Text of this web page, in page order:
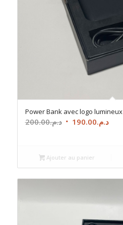
Power Bank avec logo lumineux
د.م.200.00
Le
était :
د.م.200.00.
د.م.190.00
Le
Ajouter au panier